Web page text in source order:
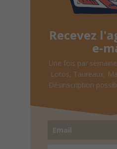
Recevez
e-
Une fois par
Lotos, Taureaux,
Désinscription